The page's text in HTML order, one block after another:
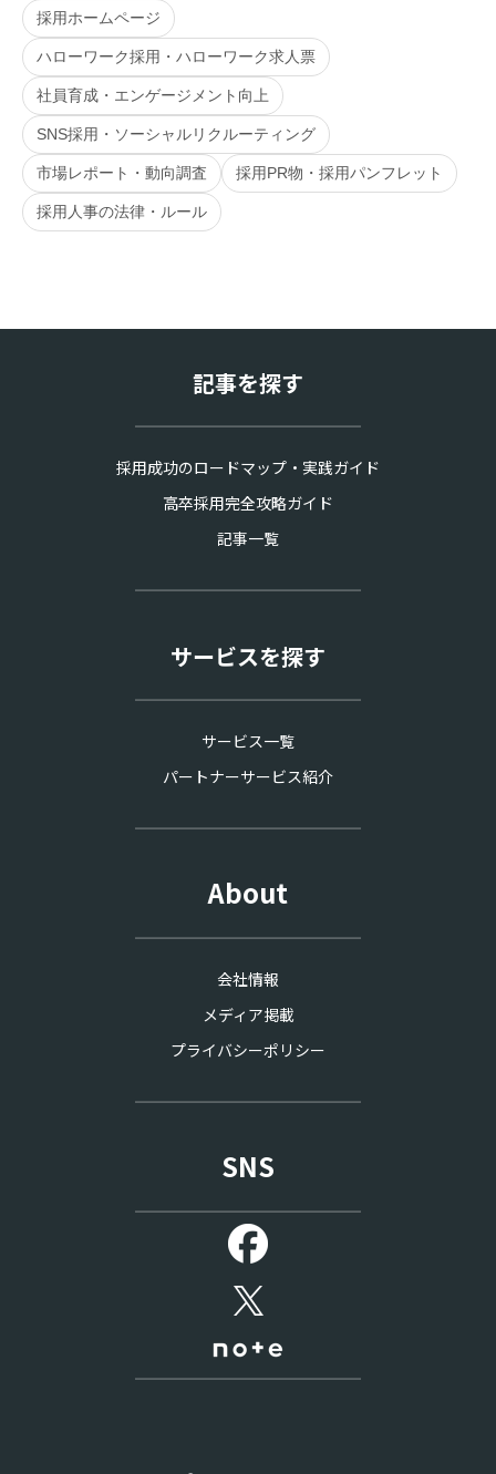
採用ホームページ
ハローワーク採用・ハローワーク求人票
社員育成・エンゲージメント向上
SNS採用・ソーシャルリクルーティング
市場レポート・動向調査 採用PR物・採用パンフレット
採用人事の法律・ルール
記事を探す
採用成功のロードマップ・実践ガイド
高卒採用完全攻略ガイド
記事一覧
サービスを探す
サービス一覧
パートナーサービス紹介
About
会社情報
メディア掲載
プライバシーポリシー
SNS